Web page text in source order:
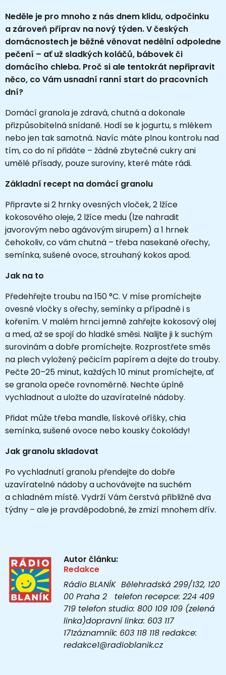
Neděle je pro mnoho z nás dnem klidu, odpočinku
a zároveň příprav na nový týden. V českých
domácnostech je běžné věnovat nedělní odpoledne
pečení – ať už sladkých koláčů, bábovek či
domácího chleba. Proč si ale tentokrát nepřipravit
něco, co Vám usnadní ranní start do pracovních
dní?
Domácí granola je zdravá, chutná a dokonale
přizpůsobitelná snídaně. Hodí se k jogurtu, s mlékem
nebo jen tak samotná. Navíc máte plnou kontrolu nad
tím, co do ní přidáte – žádné zbytečné cukry ani
umělé přísady, pouze suroviny, které máte rádi.
Základní recept na domácí granolu
Připravte si 2 hrnky ovesných vloček, 2 lžíce
kokosového oleje, 2 lžíce medu (lze nahradit
javorovým nebo agávovým sirupem) a 1 hrnek
čehokoliv, co vám chutná – třeba nasekané ořechy,
semínka, sušené ovoce, strouhaný kokos apod.
Jak na to
Předehřejte troubu na 150 °C. V míse promíchejte
ovesné vločky s ořechy, semínky a případně i s
kořením. V malém hrnci jemně zahřejte kokosový olej
a med, až se spojí do hladké směsi. Nalijte ji k suchým
surovinám a dobře promíchejte. Rozprostřete směs
na plech vyložený pečicím papírem a dejte do trouby.
Pečte 20–25 minut, každých 10 minut promíchejte, ať
se granola opeče rovnoměrně. Nechte úplně
vychladnout a uložte do uzavíratelné nádoby.
Přidat může třeba mandle, lískové oříšky, chia
semínka, sušené ovoce nebo kousky čokolády!
Jak granolu skladovat
Po vychladnutí granolu přendejte do dobře
uzavíratelné nádoby a uchovávejte na suchém
a chladném místě. Vydrží Vám čerstvá přibližně dva
týdny – ale je pravděpodobné, že zmizí mnohem dřív.
Autor článku:
Redakce
Rádio BLANÍK Bělehradská 299/132, 120
00 Praha 2 telefon recepce: 224 409
719 telefon studio: 800 109 109 (zelená
linka)dopravní linka: 603 117
171záznamník: 603 118 118 redakce:
redakce1@radioblanik.cz